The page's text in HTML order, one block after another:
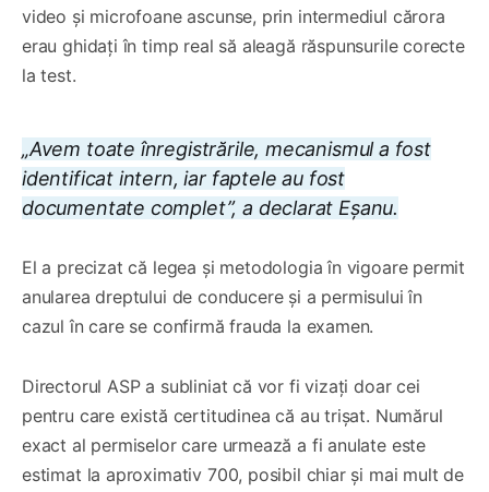
video și microfoane ascunse, prin intermediul cărora
erau ghidați în timp real să aleagă răspunsurile corecte
la test.
„Avem toate înregistrările, mecanismul a fost
identificat intern, iar faptele au fost
documentate complet”, a declarat Eșanu.
El a precizat că legea și metodologia în vigoare permit
anularea dreptului de conducere și a permisului în
cazul în care se confirmă frauda la examen.
Directorul ASP a subliniat că vor fi vizați doar cei
pentru care există certitudinea că au trișat. Numărul
exact al permiselor care urmează a fi anulate este
estimat la aproximativ 700, posibil chiar și mai mult de